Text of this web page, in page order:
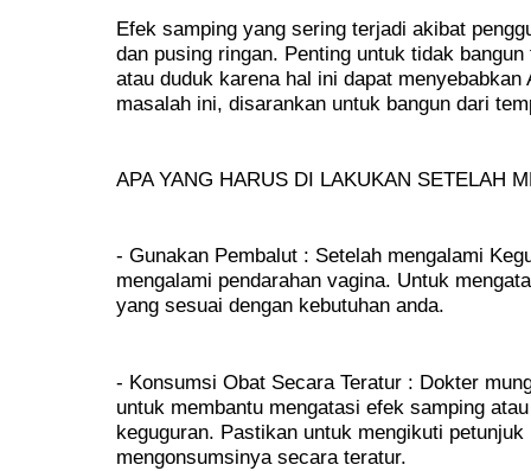
Efek samping yang sering terjadi akibat
dan pusing ringan. Penting untuk tidak
atau duduk karena hal ini dapat
masalah ini, disarankan untuk bangun dari
APA YANG HARUS DI LAKUKAN SETELAH
- Gunakan Pembalut : Setelah mengalami
mengalami pendarahan vagina. Untuk
yang sesuai dengan kebutuhan anda.
- Konsumsi Obat Secara Teratur : Dokter
untuk membantu mengatasi efek samping
keguguran. Pastikan untuk mengikuti
mengonsumsinya secara teratur.